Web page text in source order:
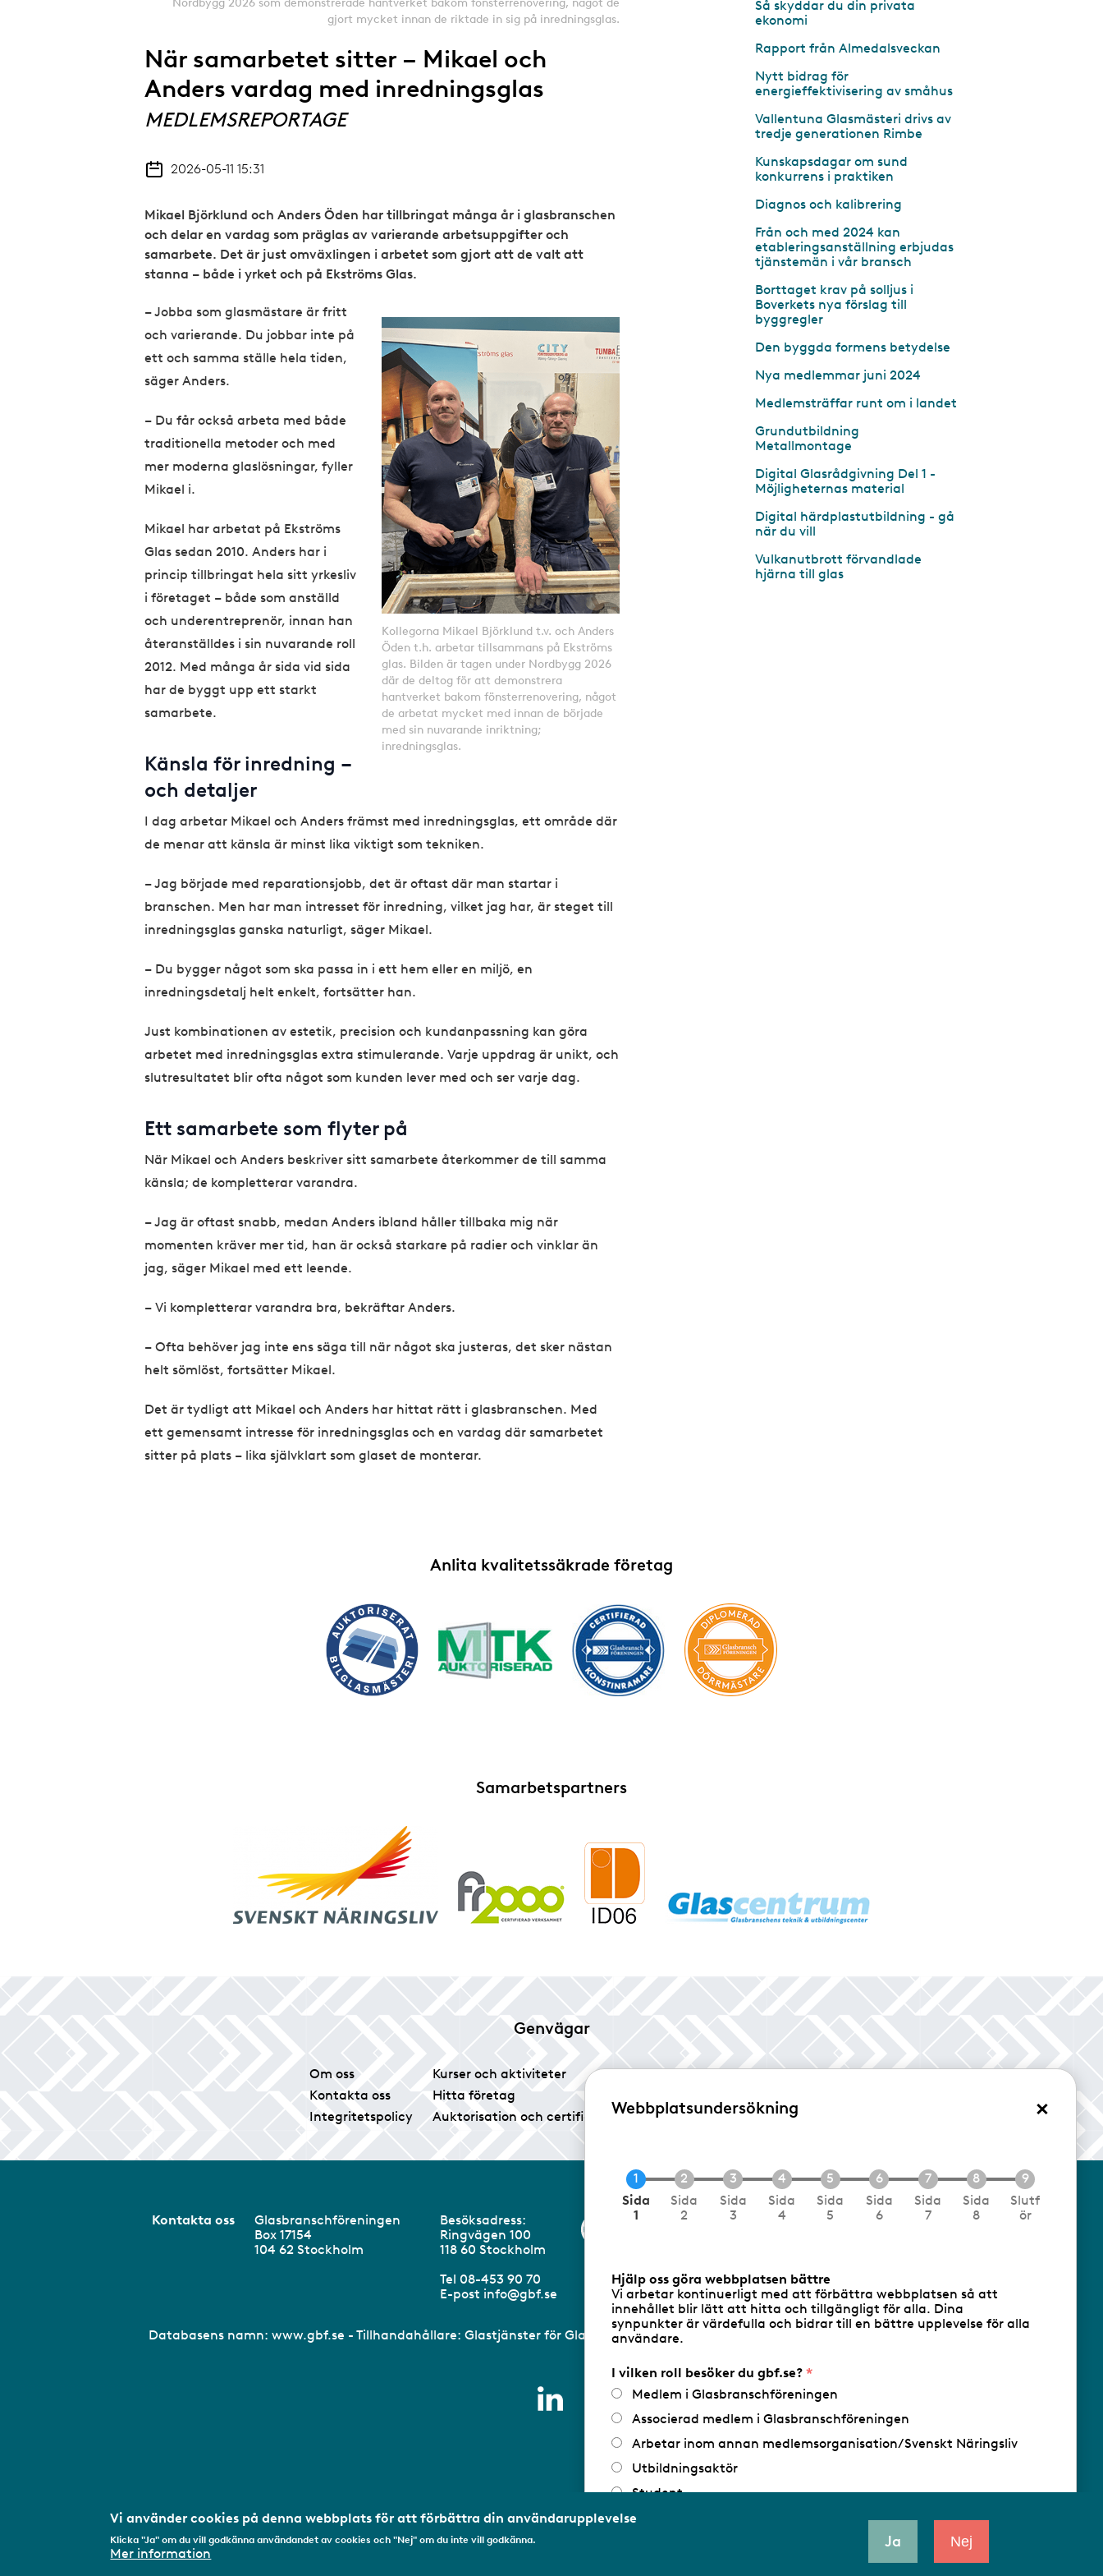
Nordbygg 2026 som demonstrerade hantverket bakom fönsterrenovering, något de
gjort mycket innan de riktade in sig på inredningsglas.
När samarbetet sitter – Mikael och
Anders vardag med inredningsglas
MEDLEMSREPORTAGE
2026-05-11 15:31
Mikael Björklund och Anders Öden har tillbringat många år i glasbranschen
och delar en vardag som präglas av varierande arbetsuppgifter och
samarbete. Det är just omväxlingen i arbetet som gjort att de valt att
stanna – både i yrket och på Ekströms Glas.
Kollegorna Mikael Björklund t.v. och Anders
Öden t.h. arbetar tillsammans på Ekströms
glas. Bilden är tagen under Nordbygg 2026
där de deltog för att demonstrera
hantverket bakom fönsterrenovering, något
de arbetat mycket med innan de började
med sin nuvarande inriktning;
inredningsglas.
– Jobba som glasmästare är fritt
och varierande. Du jobbar inte på
ett och samma ställe hela tiden,
säger Anders.
– Du får också arbeta med både
traditionella metoder och med
mer moderna glaslösningar, fyller
Mikael i.
Mikael har arbetat på Ekströms
Glas sedan 2010. Anders har i
princip tillbringat hela sitt yrkesliv
i företaget – både som anställd
och underentreprenör, innan han
återanställdes i sin nuvarande roll
2012. Med många år sida vid sida
har de byggt upp ett starkt
samarbete.
Känsla för inredning –
och detaljer
I dag arbetar Mikael och Anders främst med inredningsglas, ett område där
de menar att känsla är minst lika viktigt som tekniken.
– Jag började med reparationsjobb, det är oftast där man startar i
branschen. Men har man intresset för inredning, vilket jag har, är steget till
inredningsglas ganska naturligt, säger Mikael.
– Du bygger något som ska passa in i ett hem eller en miljö, en
inredningsdetalj helt enkelt, fortsätter han.
Just kombinationen av estetik, precision och kundanpassning kan göra
arbetet med inredningsglas extra stimulerande. Varje uppdrag är unikt, och
slutresultatet blir ofta något som kunden lever med och ser varje dag.
Ett samarbete som flyter på
När Mikael och Anders beskriver sitt samarbete återkommer de till samma
känsla; de kompletterar varandra.
– Jag är oftast snabb, medan Anders ibland håller tillbaka mig när
momenten kräver mer tid, han är också starkare på radier och vinklar än
jag, säger Mikael med ett leende.
– Vi kompletterar varandra bra, bekräftar Anders.
– Ofta behöver jag inte ens säga till när något ska justeras, det sker nästan
helt sömlöst, fortsätter Mikael.
Det är tydligt att Mikael och Anders har hittat rätt i glasbranschen. Med
ett gemensamt intresse för inredningsglas och en vardag där samarbetet
sitter på plats – lika självklart som glaset de monterar.
Så skyddar du din privata
ekonomi
Rapport från Almedalsveckan
Nytt bidrag för
energieffektivisering av småhus
Vallentuna Glasmästeri drivs av
tredje generationen Rimbe
Kunskapsdagar om sund
konkurrens i praktiken
Diagnos och kalibrering
Från och med 2024 kan
etableringsanställning erbjudas
tjänstemän i vår bransch
Borttaget krav på solljus i
Boverkets nya förslag till
byggregler
Den byggda formens betydelse
Nya medlemmar juni 2024
Medlemsträffar runt om i landet
Grundutbildning
Metallmontage
Digital Glasrådgivning Del 1 -
Möjligheternas material
Digital härdplastutbildning - gå
när du vill
Vulkanutbrott förvandlade
hjärna till glas
Anlita kvalitetssäkrade företag
Samarbetspartners
Genvägar
Om oss
Kontakta oss
Integritetspolicy
Kurser och aktiviteter
Hitta företag
Auktorisation och certifiering
Tidningen Glas
Medlemsservice/Logga in
Kontakta oss
Glasbranschföreningen
Box 17154
104 62 Stockholm
Besöksadress:
Ringvägen 100
118 60 Stockholm
Tel 08-453 90 70
E-post info@gbf.se
Databasens namn: www.gbf.se - Tillhandahållare: Glastjänster för Glasbranschföreningen AB - Ansvarig utgivare: Sofia Wahlgren
Webbplatsundersökning ×
N
a
n
d
e
Sida
1
Sida
2
Sida
3
Sida
4
Sida
5
Sida
6
Sida
7
Sida
8
Slutf
ör
Hjälp oss göra webbplatsen bättre
Vi arbetar kontinuerligt med att förbättra webbplatsen så att
innehållet blir lätt att hitta och tillgängligt för alla. Dina
synpunkter är värdefulla och bidrar till en bättre upplevelse för alla
användare.
I vilken roll besöker du gbf.se?
Medlem i Glasbranschföreningen
Associerad medlem i Glasbranschföreningen
Arbetar inom annan medlemsorganisation/Svenskt Näringsliv
Utbildningsaktör
Student
Privatperson
Vi använder cookies på denna webbplats för att förbättra din användarupplevelse
Klicka "Ja" om du vill godkänna användandet av cookies och "Nej" om du inte vill godkänna.
Mer information
Ja Nej